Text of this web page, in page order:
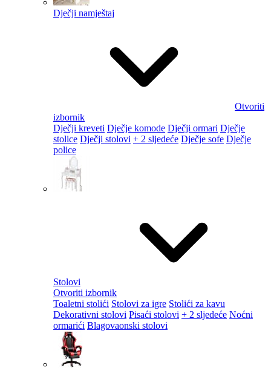
Dječji namještaj
Otvoriti
izbornik
Dječji kreveti Dječje komode Dječji ormari Dječje
stolice Dječji stolovi + 2 sljedeće Dječje sofe Dječje
police
Stolovi
Otvoriti izbornik
Toaletni stolići Stolovi za igre Stolići za kavu
Dekorativni stolovi Pisaći stolovi + 2 sljedeće Noćni
ormarići Blagovaonski stolovi